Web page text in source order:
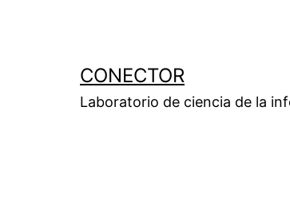
CONECTOR
Laboratorio de ciencia de la